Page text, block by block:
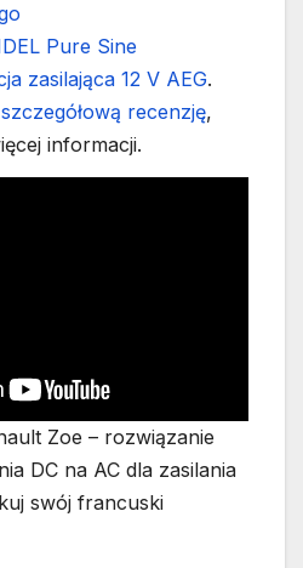
Pure Sine
zasilająca 12 V AEG.
szczegółową recenzję,
informacji.
Zoe – rozwiązanie
DC na AC dla zasilania
swój francuski